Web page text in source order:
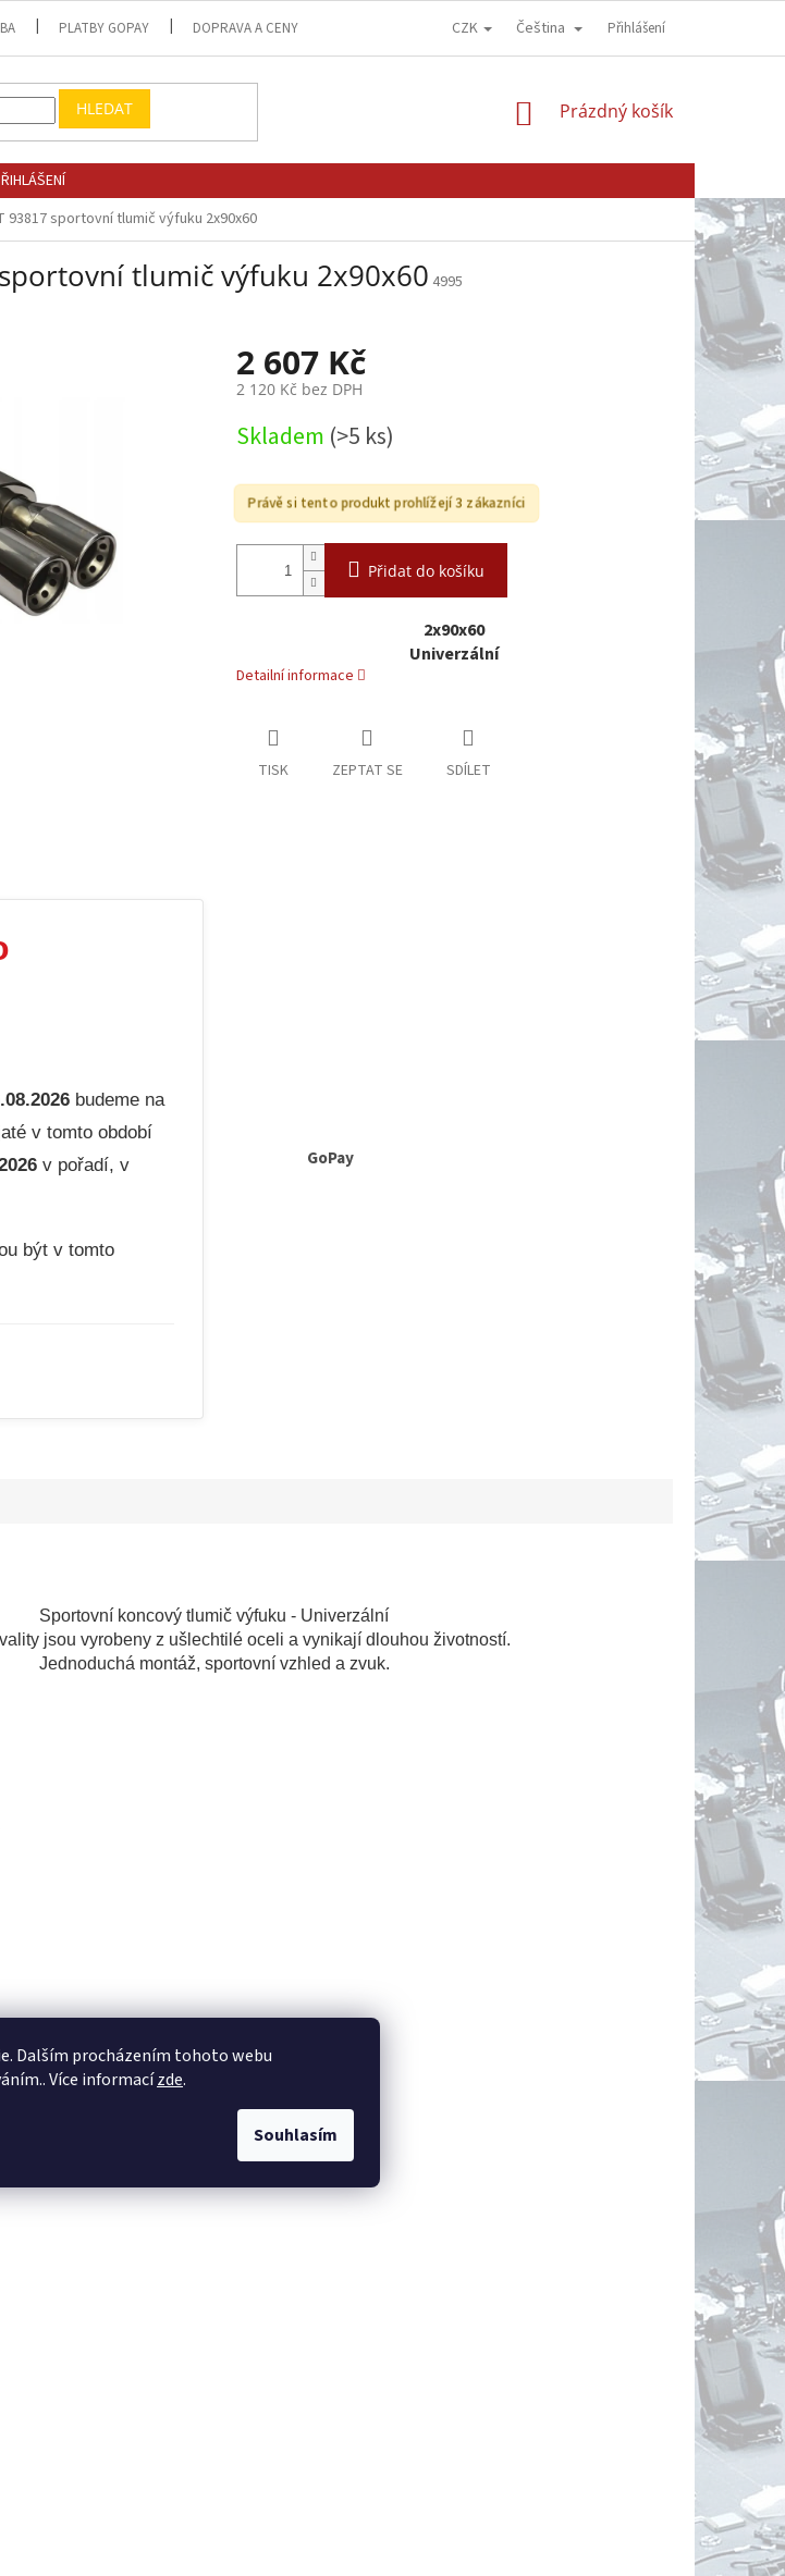
Dalším procházením tohoto webu
Více informacízde.
Souhlasím
PLATBY GOPAY DOPRAVA A CENY OBCHODNÍ PODMÍNKY GDPR - OCHRANA OSOBNÍCH ÚDAJŮ
CZK Čeština Přihlášení
HLEDAT
NÁKUPNÍ
Prázdný košík
93817 sportovní tlumič výfuku 2x90x60
sportovní tlumič výfuku 2x90x60 4995
2 607 Kč
2 120 Kč bez DPH
cena:
Skladem (>5 ks)
Právě si tento produkt prohlížejí 3 zákazníci
Přidat do košíku
2x90x60
Univerzální
Detailní informace
TISK ZEPTAT SE SDÍLET
budeme na
v tomto období
v pořadí, v
být v tomto
GoPay
Sportovní koncový tlumič výfuku - Univerzální
jsou vyrobeny z ušlechtilé oceli a vynikají dlouhou životností.
Jednoduchá montáž, sportovní vzhled a zvuk.